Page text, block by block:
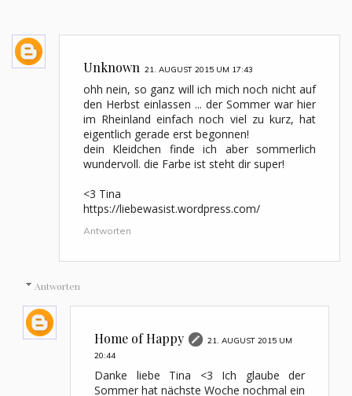
Unknown 21. AUGUST 2015 UM 17:43
ohh nein, so ganz will ich mich noch nicht auf
den Herbst einlassen ... der Sommer war hier
im Rheinland einfach noch viel zu kurz, hat
eigentlich gerade erst begonnen!
dein Kleidchen finde ich aber sommerlich
wundervoll. die Farbe ist steht dir super!
<3 Tina
https://liebewasist.wordpress.com/
Antworten
Antworten
Home of Happy
21. AUGUST 2015 UM
20:44
Danke liebe Tina <3 Ich glaube der
Sommer hat nächste Woche nochmal ein